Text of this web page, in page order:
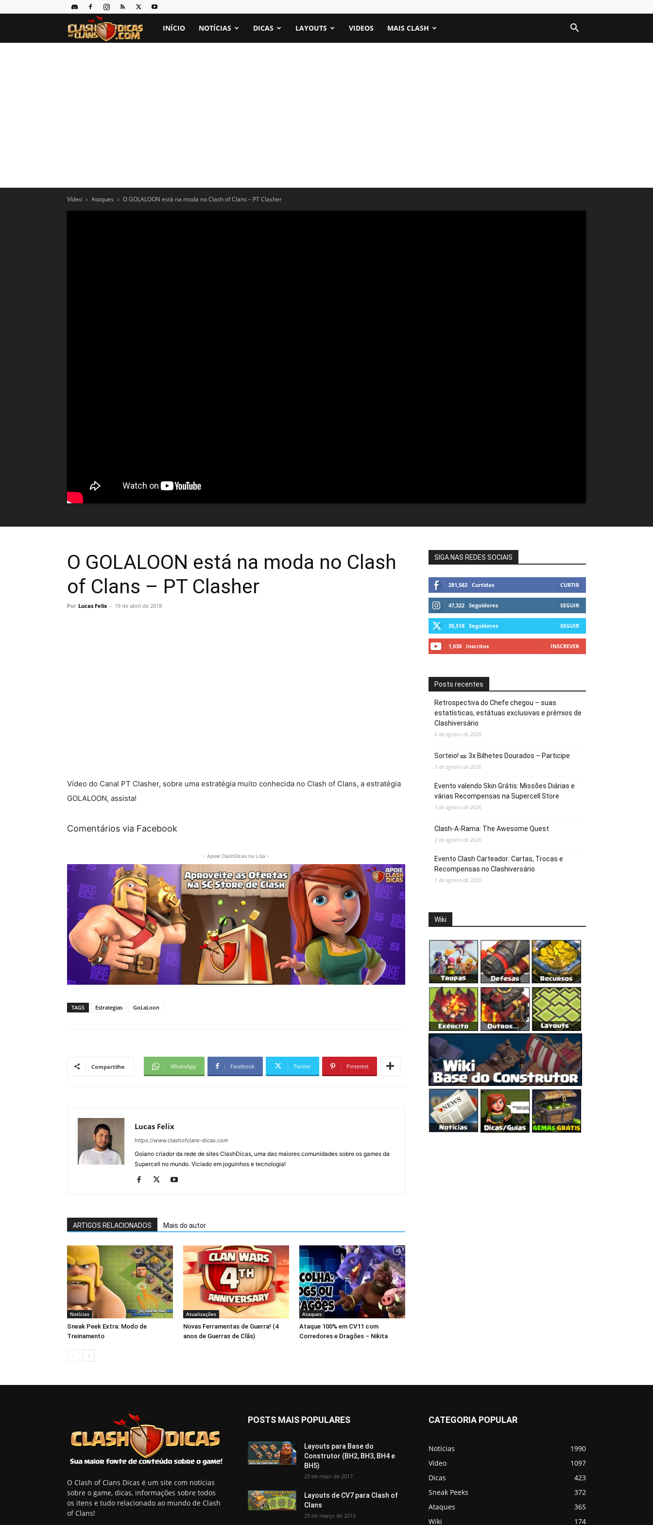
Clash
INÍCIO NOTÍCIAS DICAS LAYOUTS VIDEOS MAIS CLASH
Vídeo Ataques O GOLALOON está na moda no Clash of Clans – PT Clasher
O GOLALOON está na moda no Clash
of Clans – PT Clasher
Por Lucas Felix - 19 de abril de 2018
Vídeo do Canal PT Clasher, sobre uma estratégia muito conhecida no Clash of Clans, a estratégia
GOLALOON, assista!
Comentários via Facebook
- Apoie ClashDicas na Loja -
TAGS Estrategias GoLaLoon
Compartilhe WhatsApp Facebook Twitter Pinterest
Lucas Felix
https://www.clashofclans-dicas.com
Goiano criador da rede de sites ClashDicas, uma das maiores comunidades sobre os games da
Supercell no mundo. Viciado em joguinhos e tecnologia!
ARTIGOS RELACIONADOS Mais do autor
Notícias
Sneak Peek Extra: Modo de
Treinamento
Atualizações
Novas Ferramentas de Guerra! (4
anos de Guerras de Clãs)
Ataques
Ataque 100% em CV11 com
Corredores e Dragões – Nikita
SIGA NAS REDES SOCIAIS
281,582 Curtidas CURTIR
47,322 Seguidores SEGUIR
35,518 Seguidores SEGUIR
1,030 Inscritos INSCREVER
Posts recentes
Retrospectiva do Chefe chegou – suas
estatísticas, estátuas exclusivas e prêmios de
Clashiversário
6 de agosto de 2026
Sorteio! 🎫 3x Bilhetes Dourados – Participe
3 de agosto de 2026
Evento valendo Skin Grátis: Missões Diárias e
várias Recompensas na Supercell Store
3 de agosto de 2026
Clash-A-Rama: The Awesome Quest
2 de agosto de 2026
Evento Clash Carteador: Cartas, Trocas e
Recompensas no Clashiversário
1 de agosto de 2026
Wiki
O Clash of Clans Dicas é um site com notícias
sobre o game, dicas, informações sobre todos
os itens e tudo relacionado ao mundo de Clash
of Clans!
POSTS MAIS POPULARES
Layouts para Base do
Construtor (BH2, BH3, BH4 e
BH5)
23 de maio de 2017
Layouts de CV7 para Clash of
Clans
29 de março de 2015
CATEGORIA POPULAR
Notícias
1990
Vídeo
1097
Dicas
423
Sneak Peeks
372
Ataques
365
Wiki
174